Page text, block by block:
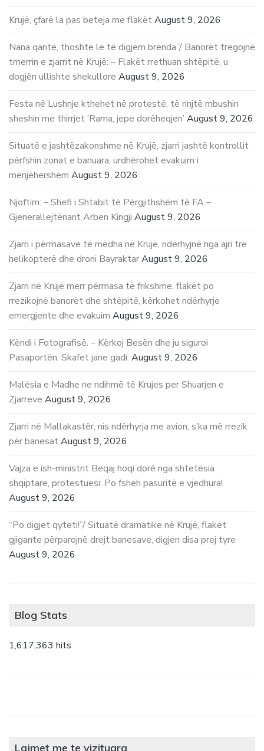
Krujë, çfarë la pas beteja me flakëtAugust 9, 2026
Nana qante, thoshte le të digjem brenda”/ Banorët tregojnë
tmerrin e zjarrit në Krujë: – Flakët rrethuan shtëpitë, u
dogjën ullishte shekullore August 9, 2026
Festa në Lushnje kthehet në protestë, të rinjtë mbushin
sheshin me thirrjet ‘Rama, jepe dorëheqjen’ August 9, 2026
Situatë e jashtëzakonshme në Krujë, zjarri jashtë kontrollit
përfshin zonat e banuara, urdhërohet evakuim i
menjëhershëm August 9, 2026
Njoftim: – Shefi i Shtabit të Përgjithshëm të FA –
Gjenerallejtënant Arben Kingji August 9, 2026
Zjarri i përmasave të mëdha në Krujë, ndërhyjnë nga ajri tre
helikopterë dhe droni BayraktarAugust 9, 2026
Zjarri në Krujë merr përmasa të frikshme, flakët po
rrezikojnë banorët dhe shtëpitë, kërkohet ndërhyrje
emergjente dhe evakuim August 9, 2026
Këndi i Fotografisë. – Kërkoj Besën dhe ju siguroi
Pasaportën. Skafet jane gadi. August 9, 2026
Malësia e Madhe ne ndihmë të Krujes per Shuarjen e
Zjarreve August 9, 2026
Zjarri në Mallakastër, nis ndërhyrja me avion, s’ka më rrezik
për banesatAugust 9, 2026
Vajza e ish-ministrit Beqaj hoqi dorë nga shtetësia
shqiptare, protestuesi: Po fsheh pasuritë e vjedhura!
August 9, 2026
“Po digjet qyteti!”/ Situatë dramatike në Krujë, flakët
gjigante përparojnë drejt banesave, digjen disa prej tyre
August 9, 2026
Blog Stats
1,617,363 hits
Lajmet me te vizituara